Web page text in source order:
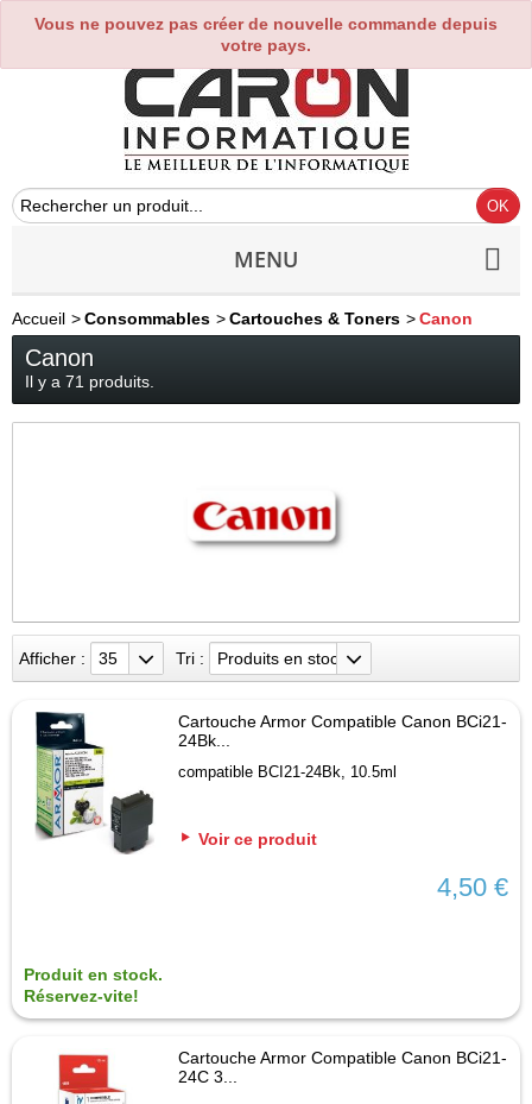
Vous ne pouvez pas créer de nouvelle commande depuis
votre pays.
0
MENU
Accueil >Consommables >Cartouches & Toners >Canon
Canon
Il y a 71 produits.
Afficher : 35 Tri : Produits en stock
Cartouche Armor Compatible Canon BCi21-
24Bk...
compatible BCI21-24Bk, 10.5ml
Voir ce produit
4,50 €
Produit en stock.
Réservez-vite!
Cartouche Armor Compatible Canon BCi21-
24C 3...